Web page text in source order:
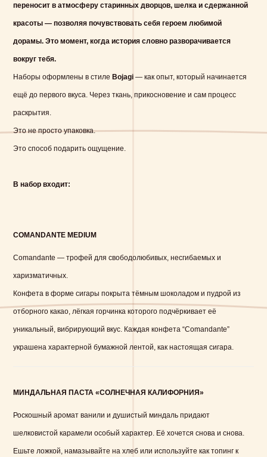
переносит в атмосферу старинных дворцов, шелка и сдержанной
красоты — позволяя почувствовать себя героем любимой
дорамы. Это момент, когда история словно разворачивается
вокруг тебя.
Наборы оформлены в стиле Bojagi— как опыт, который начинается
ещё до первого вкуса. Через ткань, прикосновение и сам процесс
раскрытия.
Это не просто упаковка.
Это способ подарить ощущение.
В набор входит:
COMANDANTE MEDIUM
Comandante — трофей для свободолюбивых, несгибаемых и
харизматичных.
Конфета в форме сигары покрыта тёмным шоколадом и пудрой из
отборного какао, лёгкая горчинка которого подчёркивает её
уникальный, вибрирующий вкус. Каждая конфета “Comandante”
украшена характерной бумажной лентой, как настоящая сигара.
МИНДАЛЬНАЯ ПАСТА «СОЛНЕЧНАЯ КАЛИФОРНИЯ»
Роскошный аромат ванили и душистый миндаль придают
шелковистой карамели особый характер. Её хочется снова и снова.
Ешьте ложкой, намазывайте на хлеб или используйте как топинг к